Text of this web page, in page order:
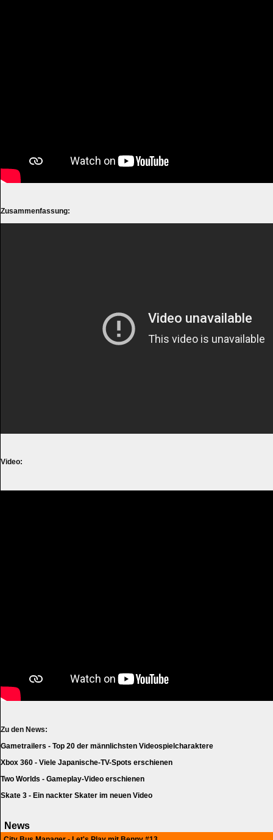
Zusammenfassung:
Video:
Zu den News:
Gametrailers - Top 20 der männlichsten Videospielcharaktere
Xbox 360 - Viele Japanische-TV-Spots erschienen
Two Worlds - Gameplay-Video erschienen
Skate 3 - Ein nackter Skater im neuen Video
News